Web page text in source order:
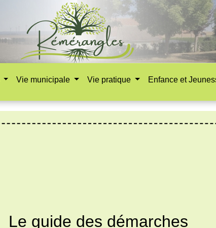
Vie municipale Vie pratique Enfance et
Le guide des démarches